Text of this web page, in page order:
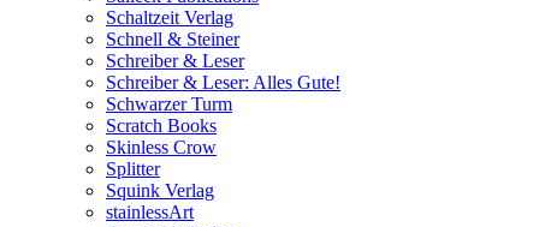
Schaltzeit Verlag
Schnell & Steiner
Schreiber & Leser
Schreiber & Leser: Alles Gute!
Schwarzer Turm
Scratch Books
Skinless Crow
Splitter
Squink Verlag
stainlessArt